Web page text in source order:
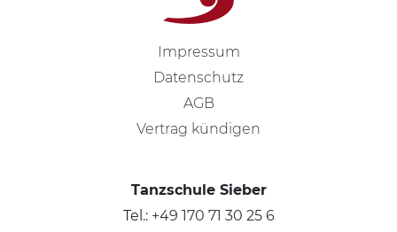
Impressum
Datenschutz
AGB
Vertrag kündigen
Tanzschule Sieber
Tel.: +49 170 71 30 25 6